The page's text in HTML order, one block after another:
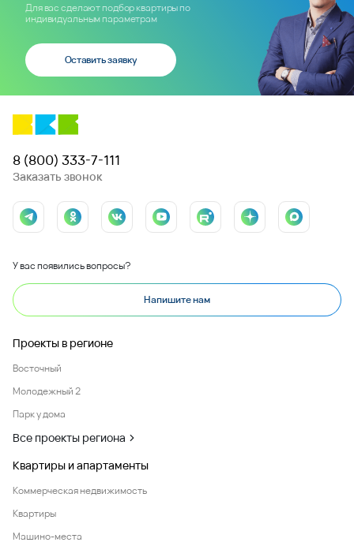
Для вас сделают подбор квартиры по
индивидуальным параметрам
Оставить заявку
8 (800) 333-7-111
Заказать звонок
У вас появились вопросы?
Напишите нам
Проекты в регионе
Восточный
Молодежный 2
Парк у дома
Все проекты региона
Квартиры и апартаменты
Коммерческая недвижимость
Квартиры
Машино-места